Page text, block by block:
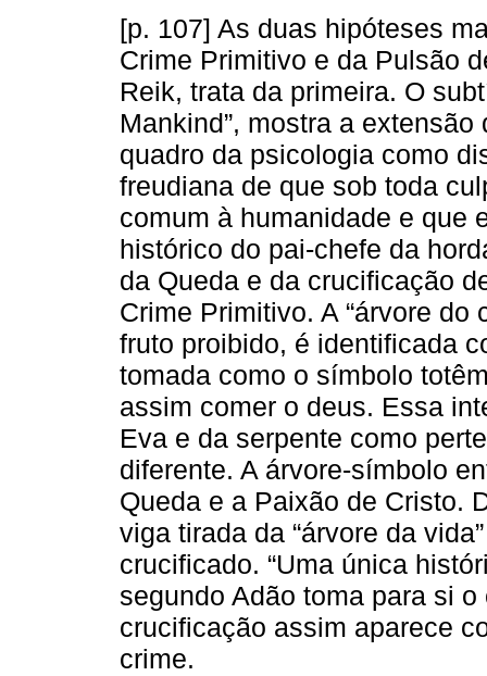
[p. 107] As duas hipóteses
Crime Primitivo e da Pulsão
Reik, trata da primeira. O
Mankind”, mostra a
quadro da psicologia como
freudiana de que sob toda
comum à humanidade e que
histórico do pai-chefe da
da Queda e da crucificação
Crime Primitivo. A “árvore do
fruto proibido, é identificada
tomada como o símbolo
assim comer o deus. Essa
Eva e da serpente como
diferente. A árvore-símbolo
Queda e a Paixão de Cristo.
viga tirada da “árvore da
crucificado. “Uma única
segundo Adão toma para si
crucificação assim aparece
crime.